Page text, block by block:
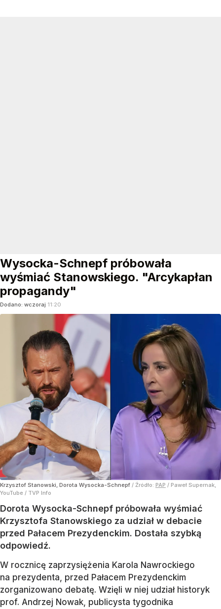
Wysocka-Schnepf próbowała
wyśmiać Stanowskiego. "Arcykapłan
propagandy"
Dodano: wczoraj 11:20
Krzysztof Stanowski, Dorota Wysocka-Schnepf / Źródło: PAP / Paweł Supernak,
YouTube / TVP Info
Dorota Wysocka-Schnepf próbowała wyśmiać
Krzysztofa Stanowskiego za udział w debacie
przed Pałacem Prezydenckim. Dostała szybką
odpowiedź.
W rocznicę zaprzysiężenia Karola Nawrockiego
na prezydenta, przed Pałacem Prezydenckim
zorganizowano debatę. Wzięli w niej udział historyk
prof. Andrzej Nowak, publicysta tygodnika